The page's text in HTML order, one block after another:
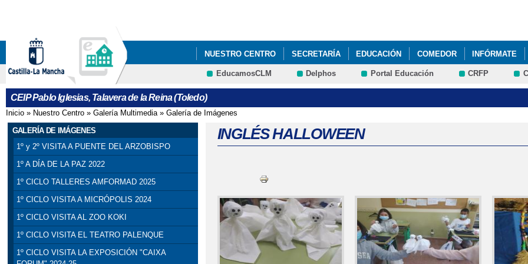
NUESTRO CENTRO SECRETARÍA EDUCACIÓN COMEDOR INFÓRMATE
EducamosCLM Delphos Portal Educación CRFP
CEIP Pablo Iglesias, Talavera de la Reina (Toledo)
Se encuentra usted aquí
Inicio » Nuestro Centro » Galería Multimedia» Galería de Imágenes
GALERÍA DE IMÁGENES
1º y 2º VISITA A PUENTE DEL ARZOBISPO
1º A DÍA DE LA PAZ 2022
1º CICLO TALLERES AMFORMAD 2025
1º CICLO VISITA A MICRÓPOLIS 2024
1º CICLO VISITA AL ZOO KOKI
1º CICLO VISITA EL TEATRO PALENQUE
1º CICLO VISITA LA EXPOSICIÓN "CAIXA
INGLÉS HALLOWEEN